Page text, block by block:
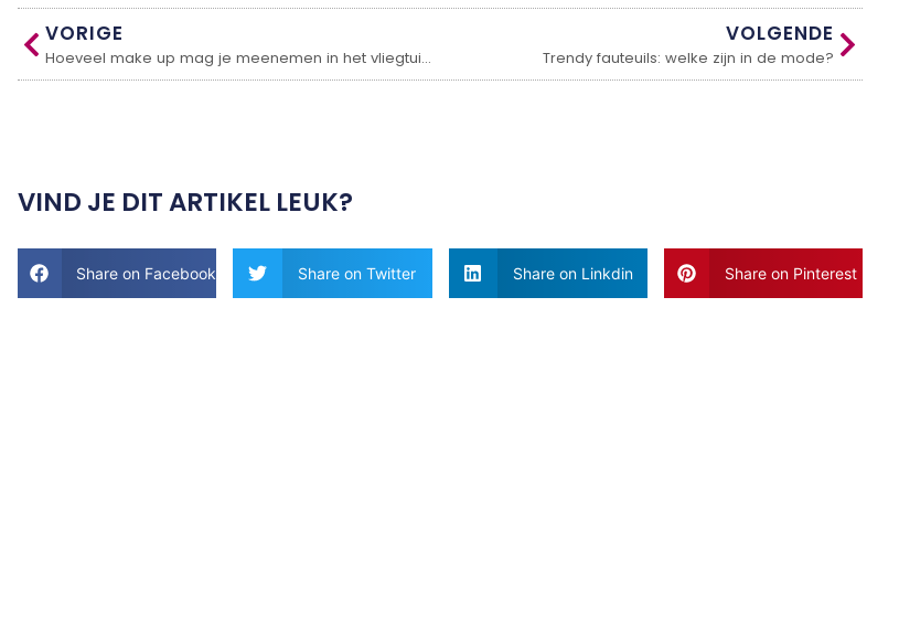
VORIGE
Hoeveel make up mag je meenemen in het vliegtuig?
VOLGENDE
Trendy fauteuils: welke zijn in de mode?
VIND JE DIT ARTIKEL LEUK?
Share on Facebook Share on Twitter Share on Linkdin Share on Pinterest